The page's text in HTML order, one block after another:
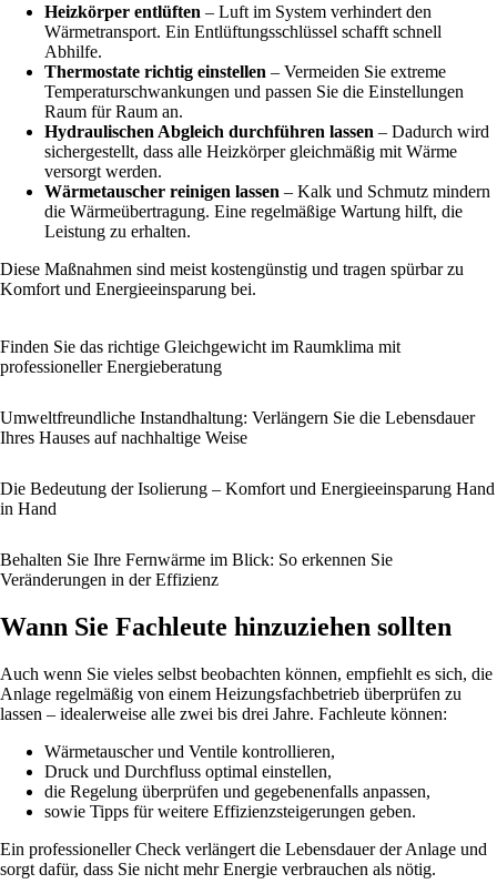
Heizkörper entlüften – Luft im System verhindert den
Wärmetransport. Ein Entlüftungsschlüssel schafft schnell
Abhilfe.
Thermostate richtig einstellen – Vermeiden Sie extreme
Temperaturschwankungen und passen Sie die Einstellungen
Raum für Raum an.
Hydraulischen Abgleich durchführen lassen – Dadurch wird
sichergestellt, dass alle Heizkörper gleichmäßig mit Wärme
versorgt werden.
Wärmetauscher reinigen lassen – Kalk und Schmutz mindern
die Wärmeübertragung. Eine regelmäßige Wartung hilft, die
Leistung zu erhalten.
Diese Maßnahmen sind meist kostengünstig und tragen spürbar zu
Komfort und Energieeinsparung bei.
Finden Sie das richtige Gleichgewicht im Raumklima mit
professioneller Energieberatung
Umweltfreundliche Instandhaltung: Verlängern Sie die Lebensdauer
Ihres Hauses auf nachhaltige Weise
Die Bedeutung der Isolierung – Komfort und Energieeinsparung Hand
in Hand
Behalten Sie Ihre Fernwärme im Blick: So erkennen Sie
Veränderungen in der Effizienz
Wann Sie Fachleute hinzuziehen sollten
Auch wenn Sie vieles selbst beobachten können, empfiehlt es sich, die
Anlage regelmäßig von einem Heizungsfachbetrieb überprüfen zu
lassen – idealerweise alle zwei bis drei Jahre. Fachleute können:
Wärmetauscher und Ventile kontrollieren,
Druck und Durchfluss optimal einstellen,
die Regelung überprüfen und gegebenenfalls anpassen,
sowie Tipps für weitere Effizienzsteigerungen geben.
Ein professioneller Check verlängert die Lebensdauer der Anlage und
sorgt dafür, dass Sie nicht mehr Energie verbrauchen als nötig.